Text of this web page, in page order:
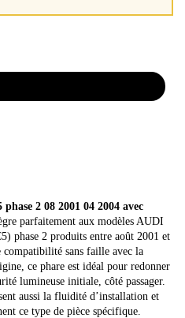
2 08 2001 04 2004 avec
parfaitement aux modèles AUDI
phase 2 produits entre août 2001 et
sans faille avec la
ce phare est idéal pour redonner
lumineuse initiale, côté passager.
aussi la fluidité d’installation et
ce type de pièce spécifique.